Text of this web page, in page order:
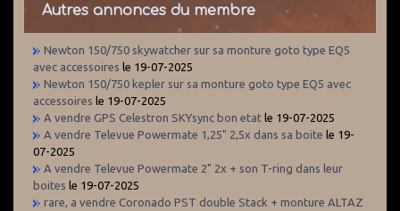
Autres annonces du membre
Newton 150/750 skywatcher sur sa monture goto type EQ5
avec accessoires le 19-07-2025
Newton 150/750 kepler sur sa monture goto type EQ5 avec
accessoires le 19-07-2025
A vendre GPS Celestron SKYsync bon etat le 19-07-2025
A vendre Televue Powermate 1,25" 2,5x dans sa boite le 19-
07-2025
A vendre Televue Powermate 2" 2x + son T-ring dans leur
boites le 19-07-2025
rare, a vendre Coronado PST double Stack + monture ALTAZ